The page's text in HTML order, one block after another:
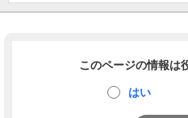
このページの情報は
はい